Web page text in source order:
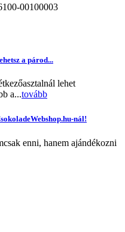
00100003
a párod...
lehet
a...tovább
nál!
enni, hanem ajándékozni